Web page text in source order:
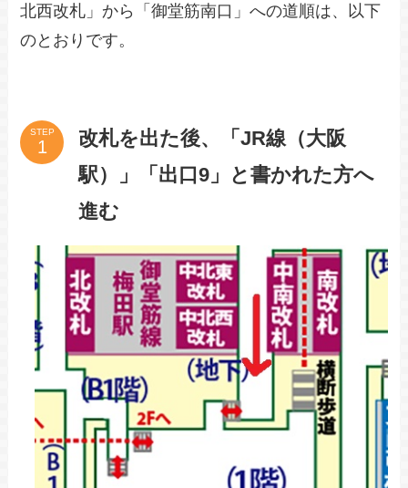
北西改札」から「御堂筋南口」への道順は、以下
のとおりです。
STEP
改札を出た後、「JR線（大阪
駅）」「出口9」と書かれた方へ
進む